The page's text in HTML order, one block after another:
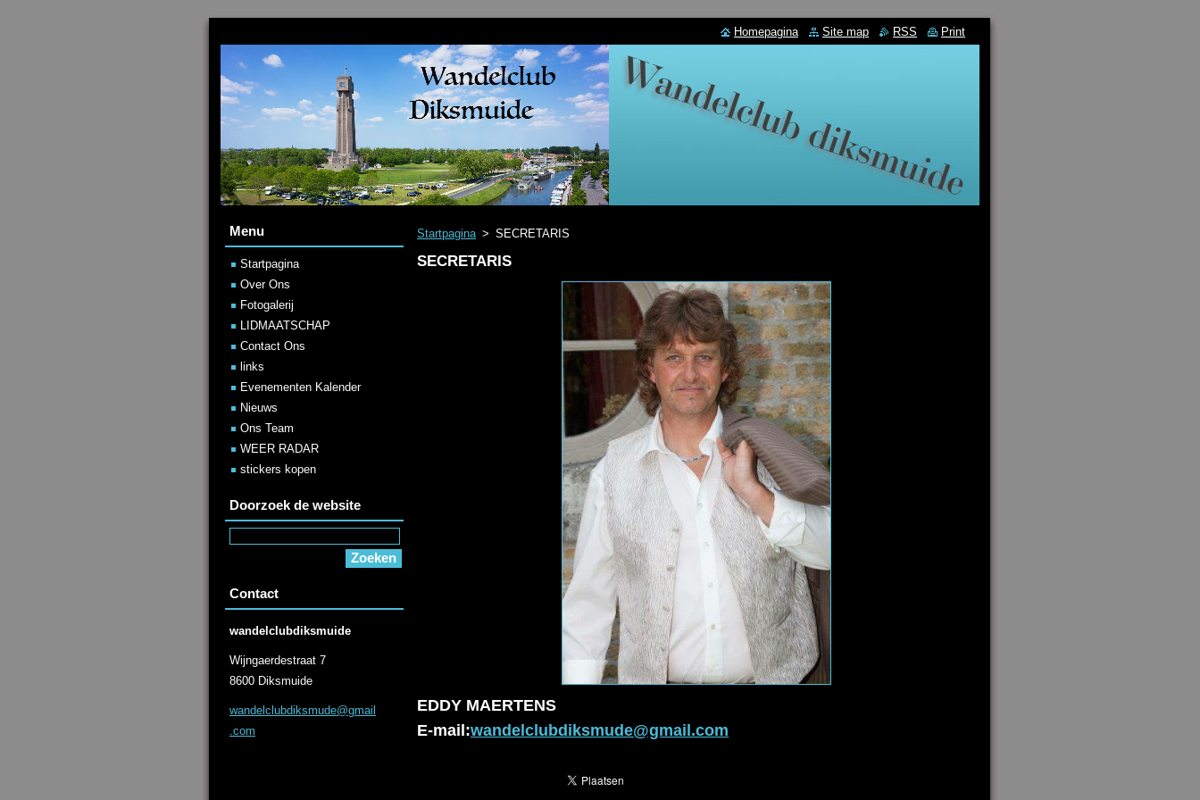
Startpagina > SECRETARIS
SECRETARIS
EDDY MAERTENS
E-mail:wandelclubdiksmude@gmail.com
Menu
Startpagina
Over Ons
Fotogalerij
LIDMAATSCHAP
Contact Ons
links
Evenementen Kalender
Nieuws
Ons Team
WEER RADAR
stickers kopen
Doorzoek de website
Contact
wandelclubdiksmuide
Wijngaerdestraat 7
8600 Diksmuide
wandelcl ubdiksmude@gmail
.com
Homepagina Site map RSS Print